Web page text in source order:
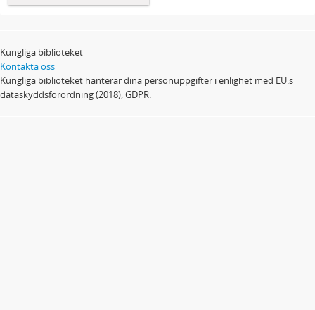
Kungliga biblioteket
Kontakta oss
Kungliga biblioteket hanterar dina personuppgifter i enlighet med EU:s
dataskyddsförordning (2018), GDPR.